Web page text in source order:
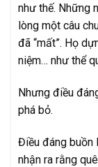
như thế. Những
lòng một câu
đã “mất”. Họ
niệm… như thể
Nhưng điều
phá bỏ.
Điều đáng buồn
nhận ra rằng